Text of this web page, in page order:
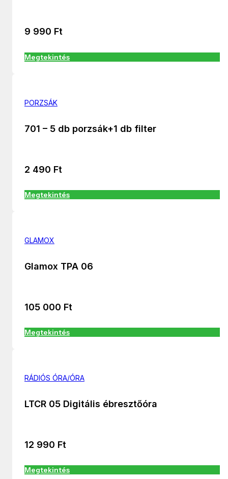
9 990 Ft
Megtekintés
PORZSÁK
701 – 5 db porzsák+1 db filter
2 490 Ft
Megtekintés
GLAMOX
Glamox TPA 06
105 000 Ft
Megtekintés
RÁDIÓS ÓRA/ÓRA
LTCR 05 Digitális ébresztőóra
12 990 Ft
Megtekintés